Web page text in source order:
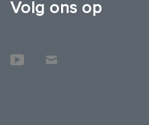
Volg ons op